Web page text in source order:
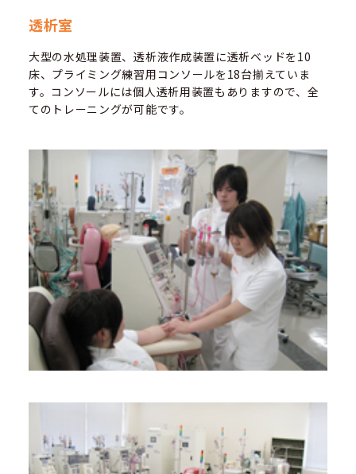
透析室
大型の水処理装置、透析液作成装置に透析ベッドを10
床、プライミング練習用コンソールを18台揃えていま
す。コンソールには個人透析用装置もありますので、全
てのトレーニングが可能です。